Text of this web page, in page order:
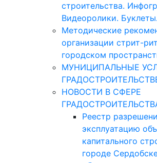
строительства.
Видеоролики. Буклеты.
Методические
организации стрит-
городском
МУНИЦИПАЛЬНЫЕ
НОВОСТИ В СФЕРЕ
Реестр
эксплуатацию
капитального
городе